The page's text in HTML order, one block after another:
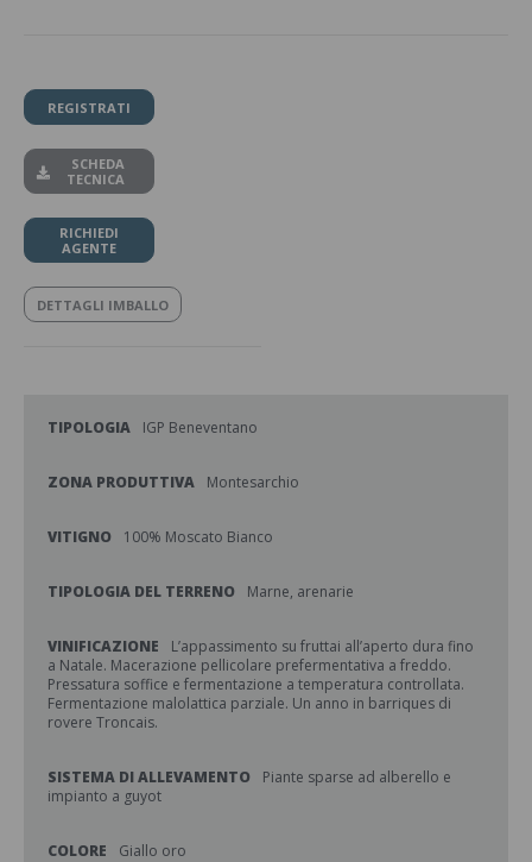
REGISTRATI
SCHEDA
TECNICA
RICHIEDI
AGENTE
DETTAGLI IMBALLO
TIPOLOGIA IGP Beneventano
ZONA PRODUTTIVA Montesarchio
VITIGNO 100% Moscato Bianco
TIPOLOGIA DEL TERRENO Marne, arenarie
VINIFICAZIONE
L’appassimento su fruttai all’aperto dura fino
a Natale. Macerazione pellicolare prefermentativa a freddo.
Pressatura soffice e fermentazione a temperatura controllata.
Fermentazione malolattica parziale. Un anno in barriques di
rovere Troncais.
SISTEMA DI ALLEVAMENTO
Piante sparse ad alberello e
impianto a guyot
COLORE Giallo oro